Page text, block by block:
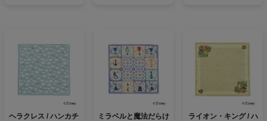
ヘラクレス / ハンカチ
ミラベルと魔法だらけ
ライオン・キング / ハ